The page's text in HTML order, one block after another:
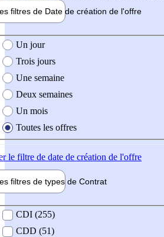
filtres de Date de création de l'offre
création de l'offre
Un jour
Trois jours
Une semaine
Deux semaines
Un mois
Toutes les offres
le filtre de date de création de l'offre
filtres de types de Contrat
contrat
CDI (255)
CDD (51)